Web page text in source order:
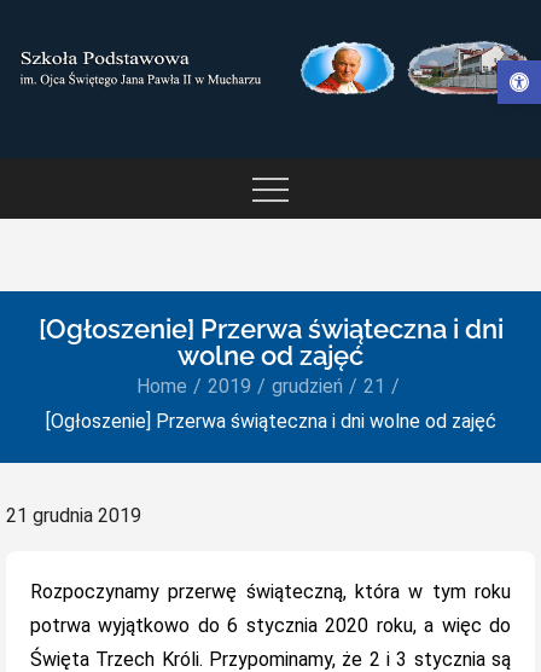
Otwórz pasek narzędzi
content
OJCA ŚWIĘTEGO JANA
[Ogłoszenie] Przerwa świąteczna i dni
wolne od zajęć
Home 2019 grudzień
21
[Ogłoszenie] Przerwa świąteczna i dni wolne od zajęć
Posted
21 grudnia 2019
Rozpoczynamy przerwę świąteczną, która w tym roku
potrwa wyjątkowo do 6 stycznia 2020 roku, a więc do
Święta Trzech Króli. Przypominamy, że 2 i 3 stycznia są